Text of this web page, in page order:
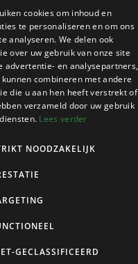
Info
Nieuws
Agenda
Verkoophoek
cookies om inhoud en
te personaliseren en om ons
analyseren. We delen ook
over uw gebruik van onze site
advertentie- en analysepartners,
combineren met andere
die u aan hen heeft verstrekt of
verzameld door uw gebruik
Lees verder
NOODZAKELIJK
GECLASSIFICEERD